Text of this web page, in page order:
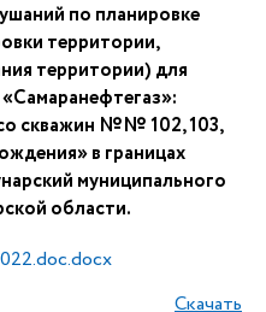
по планировке
территории,
территории) для
скважин №№ 102, 103,
в границах
муниципального
области.
Скачать